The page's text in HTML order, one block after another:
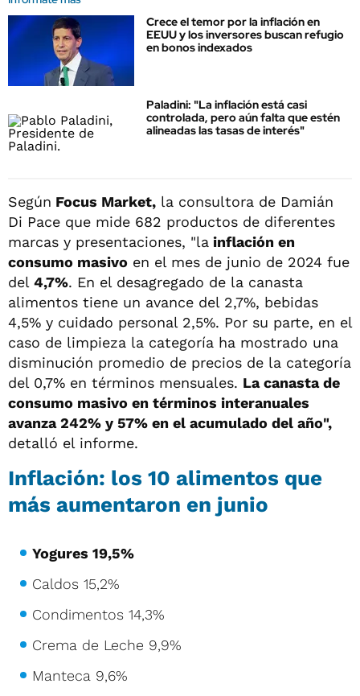
Crece el temor por la inflación en
EEUU y los inversores buscan refugio
en bonos indexados
Paladini: "La inflación está casi
controlada, pero aún falta que estén
alineadas las tasas de interés"
Según Focus Market, la consultora de Damián
Di Pace que mide 682 productos de diferentes
marcas y presentaciones, "la inflación en
consumo masivo en el mes de junio de 2024 fue
del 4,7%. En el desagregado de la canasta
alimentos tiene un avance del 2,7%, bebidas
4,5% y cuidado personal 2,5%. Por su parte, en el
caso de limpieza la categoría ha mostrado una
disminución promedio de precios de la categoría
del 0,7% en términos mensuales. La canasta de
consumo masivo en términos interanuales
avanza 242% y 57% en el acumulado del año",
detalló el informe.
Inflación: los 10 alimentos que
más aumentaron en junio
Yogures 19,5%
Caldos 15,2%
Condimentos 14,3%
Crema de Leche 9,9%
Manteca 9,6%